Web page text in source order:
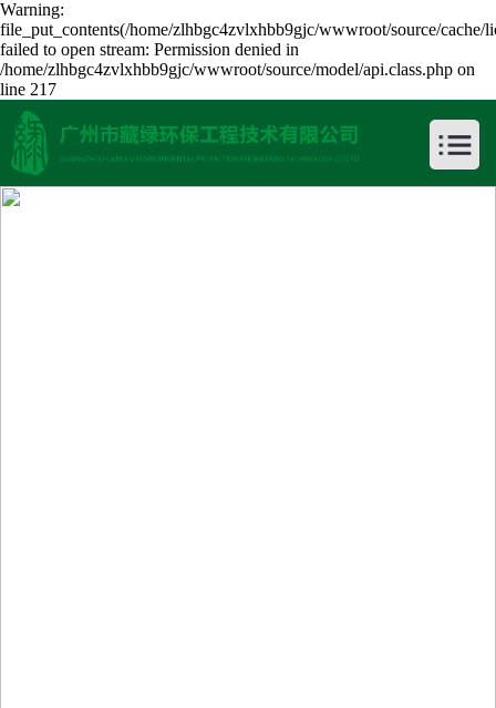
Warning:
file_put_contents(/home/zlhbgc4zvlxhbb9gjc/wwwroot/source/cache/
failed to open stream: Permission denied in
/home/zlhbgc4zvlxhbb9gjc/wwwroot/source/model/api.class.php on
line 217